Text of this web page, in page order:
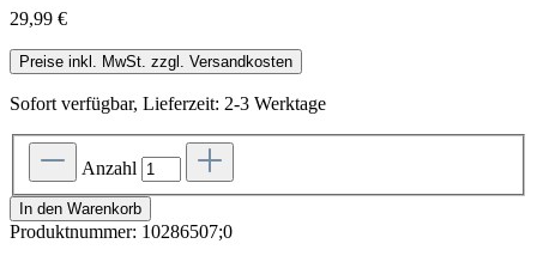
29,99 €
Preise inkl. MwSt. zzgl. Versandkosten
Sofort verfügbar, Lieferzeit: 2-3 Werktage
Anzahl
In den Warenkorb
Produktnummer: 10286507;0